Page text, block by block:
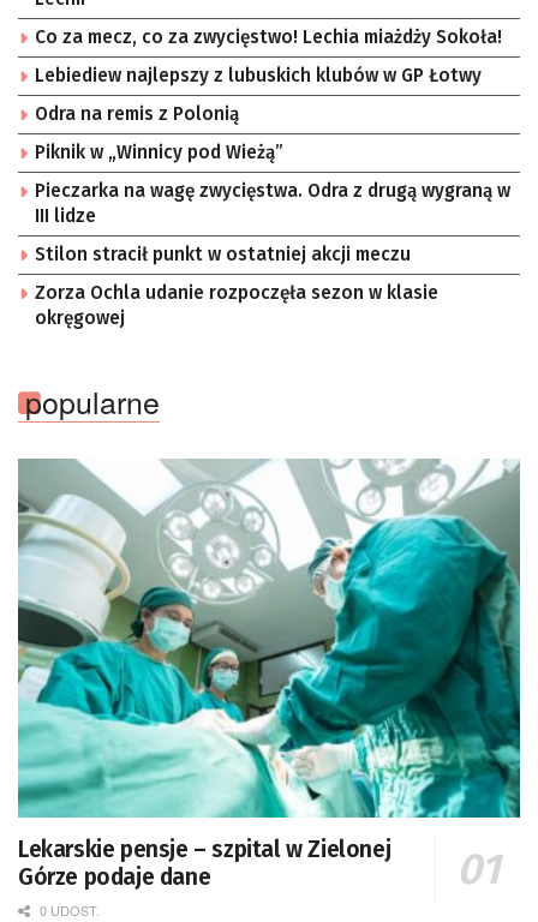
Co za mecz, co za zwycięstwo! Lechia miażdży Sokoła!
Lebiediew najlepszy z lubuskich klubów w GP Łotwy
Odra na remis z Polonią
Piknik w „Winnicy pod Wieżą”
Pieczarka na wagę zwycięstwa. Odra z drugą wygraną w
III lidze
Stilon stracił punkt w ostatniej akcji meczu
Zorza Ochla udanie rozpoczęła sezon w klasie
okręgowej
popularne
Lekarskie pensje – szpital w Zielonej
Górze podaje dane
0 UDOST.